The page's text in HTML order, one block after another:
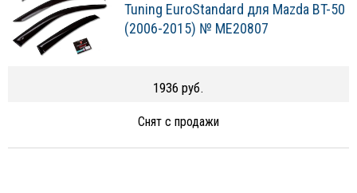
Tuning EuroStandard для Mazda BT-50
(2006-2015) № ME20807
1936 руб.
Снят с продажи